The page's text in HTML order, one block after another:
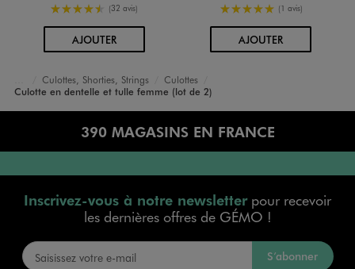
4.5/5 de moyenne
(32 avis)
AJOUTERAU PANIER
5/5 de moyenne
(1 avis)
AJOUTERAU PANIER
Accueil
Femme
Lingerie
Culottes, Shorties, Strings
Culottes
Culotte en dentelle et tulle femme (lot de 2)
390 MAGASINS EN FRANCE
Inscrivez-vous à notre newsletterpour recevoir
les dernières offres de GÉMO !
S’abonner